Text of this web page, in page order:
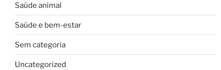
Saúde animal
Saúde e bem-estar
Sem categoria
Uncategorized